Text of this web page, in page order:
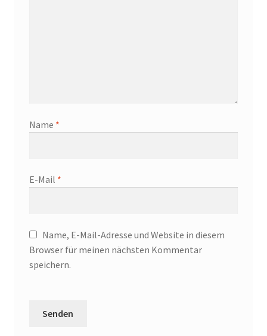
Name *
E-Mail *
Name, E-Mail-Adresse und Website in diesem
Browser für meinen nächsten Kommentar
speichern.